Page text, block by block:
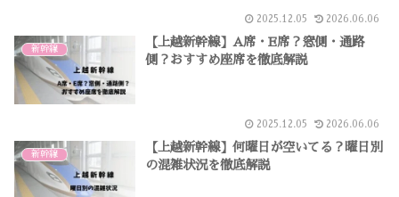
2025.12.05 2026.06.06
新幹線
【上越新幹線】A席・E席？窓側・通路
側？おすすめ座席を徹底解説
2025.12.05 2026.06.06
新幹線
【上越新幹線】何曜日が空いてる？曜日別
の混雑状況を徹底解説